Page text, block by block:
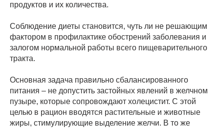
продуктов и их количества.
Соблюдение диеты становится, чуть ли не решающим
фактором в профилактике обострений заболевания и
залогом нормальной работы всего пищеварительного
тракта.
Основная задача правильно сбалансированного
питания – не допустить застойных явлений в желчном
пузыре, которые сопровождают холецистит. С этой
целью в рацион вводятся растительные и животные
жиры, стимулирующие выделение желчи. В то же